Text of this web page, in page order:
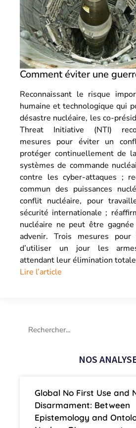
Comment éviter une
Reconnaissant le risque
humaine et technologique qui
désastre nucléaire, les co-
Threat Initiative (NTI)
mesures pour éviter un
protéger continuellement de
systèmes de commande
contre les cyber-attaques ;
commun des puissances
conflit nucléaire, pour
sécurité internationale ;
nucléaire ne peut être
advenir. Trois mesures
d’utiliser un jour les
attendant leur élimination
Lire l’article
NOS
Global No First Use and
Disarmament: Between
Epistemology and